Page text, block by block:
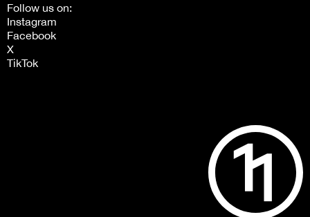
Follow us on:
Instagram
Facebook
X
TikTok